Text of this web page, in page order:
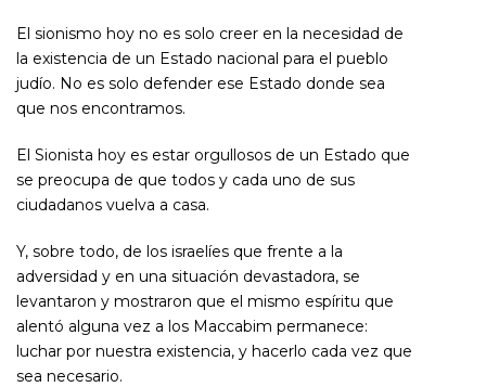
El sionismo hoy no es solo creer en la necesidad de
la existencia de un Estado nacional para el pueblo
judío. No es solo defender ese Estado donde sea
que nos encontramos.
El Sionista hoy es estar orgullosos de un Estado que
se preocupa de que todos y cada uno de sus
ciudadanos vuelva a casa.
Y, sobre todo, de los israelíes que frente a la
adversidad y en una situación devastadora, se
levantaron y mostraron que el mismo espíritu que
alentó alguna vez a los Maccabim permanece:
luchar por nuestra existencia, y hacerlo cada vez que
sea necesario.